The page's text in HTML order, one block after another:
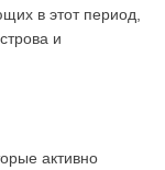
в этот период,
и
активно